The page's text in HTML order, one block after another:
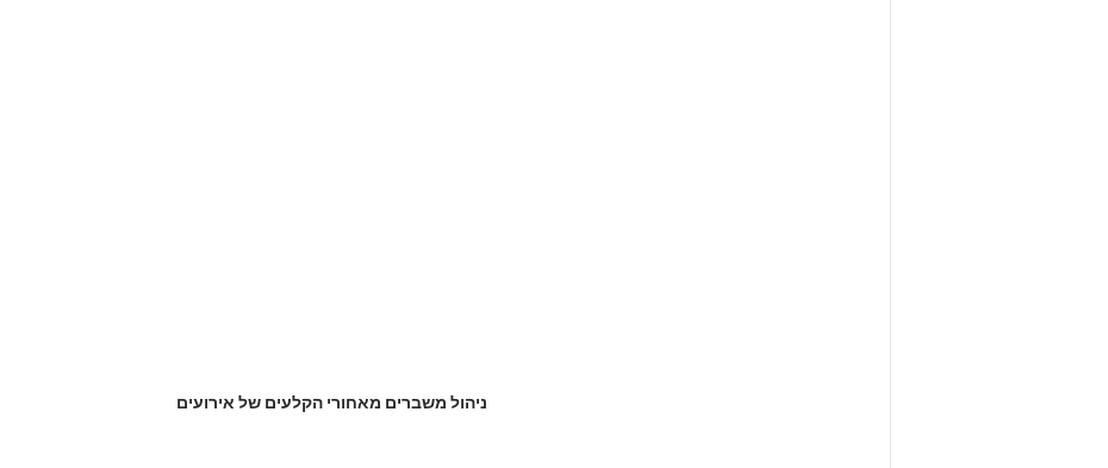
ניהול משברים מאחורי הקלעים של אירועים